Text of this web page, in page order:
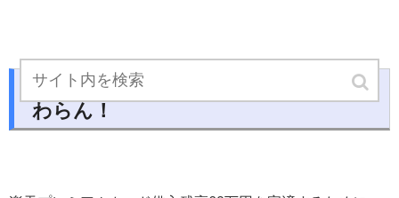
公務員って良くも悪くも、給料は変
わらん！